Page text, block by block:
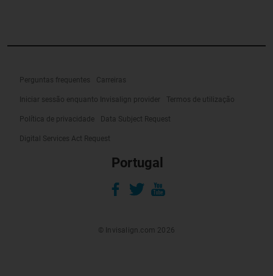
Perguntas frequentes Carreiras
Iniciar sessão enquanto Invisalign provider Termos de utilização
Política de privacidade Data Subject Request
Digital Services Act Request
Portugal
© Invisalign.com 2026